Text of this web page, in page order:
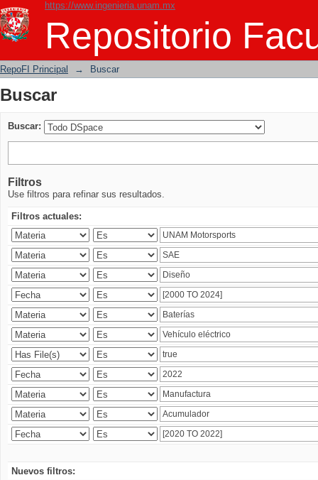
https://www.ingenieria.unam.mx
Repositorio
Buscar
RepoFI Principal → Buscar
Buscar
Buscar:
Filtros
Use filtros para refinar sus resultados.
Filtros actuales:
Nuevos filtros: